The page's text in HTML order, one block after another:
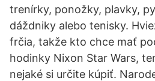
trenírky, ponožky, plavky,
dáždniky alebo tenisky.
frčia, takže kto chce mať
hodinky Nixon Star Wars,
nejaké si určite kúpiť.